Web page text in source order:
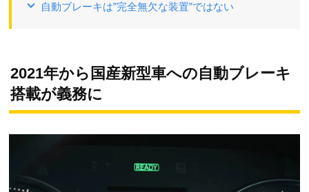
自動ブレーキは”完全無欠な装置”ではない
2021年から国産新型車への自動ブレーキ
搭載が義務に